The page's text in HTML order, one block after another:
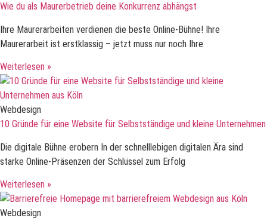
Wie du als Maurerbetrieb deine Konkurrenz abhängst
Ihre Maurerarbeiten verdienen die beste Online-Bühne! Ihre
Maurerarbeit ist erstklassig – jetzt muss nur noch Ihre
Weiterlesen »
Webdesign
10 Gründe für eine Website für Selbstständige und kleine Unternehmen
Die digitale Bühne erobern In der schnelllebigen digitalen Ära sind
starke Online-Präsenzen der Schlüssel zum Erfolg
Weiterlesen »
Webdesign